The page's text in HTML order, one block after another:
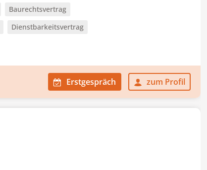
Baurechtsvertrag
Dienstbarkeitsvertrag
Erstgespräch zum Profil